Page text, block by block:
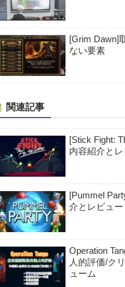
[Grim Dawn]
ない要素
関連記事
[Stick Fight:
内容紹介と
[Pummel
介とレビュー
Operation
人的評価/ク
ューム